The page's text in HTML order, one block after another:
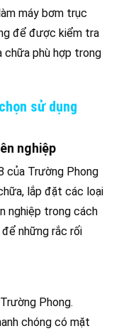
máy bơm trục
để được kiểm tra
chữa phù hợp trong
sử dụng
nghiệp
của Trường Phong
lắp đặt các loại
nghiệp trong cách
những rắc rối
Phong.
chóng có mặt